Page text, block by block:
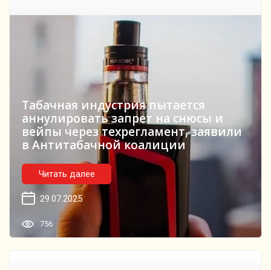
Табачная индустрия пытается
аннулировать запрет на снюсы и
вейпы через техрегламент, заявили
в Антитабачной коалиции
Читать далее
29.07.2025
756